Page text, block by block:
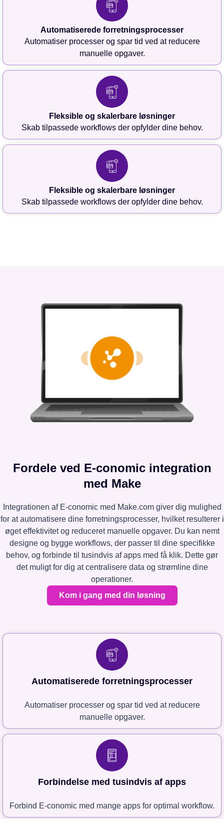
Automatiserede forretningsprocesser
Automatiser processer og spar tid ved at reducere
manuelle opgaver.
Fleksible og skalerbare løsninger
Skab tilpassede workflows der opfylder dine behov.
Fleksible og skalerbare løsninger
Skab tilpassede workflows der opfylder dine behov.
Fordele ved E-conomic integration
med Make
Integrationen af E-conomic med Make.com giver dig mulighed
for at automatisere dine forretningsprocesser, hvilket resulterer i
øget effektivitet og reduceret manuelle opgaver. Du kan nemt
designe og bygge workflows, der passer til dine specifikke
behov, og forbinde til tusindvis af apps med få klik. Dette gør
det muligt for dig at centralisere data og strømline dine
operationer.
Kom i gang med din løsning
Automatiserede forretningsprocesser
Automatiser processer og spar tid ved at reducere
manuelle opgaver.
Forbindelse med tusindvis af apps
Forbind E-conomic med mange apps for optimal workflow.